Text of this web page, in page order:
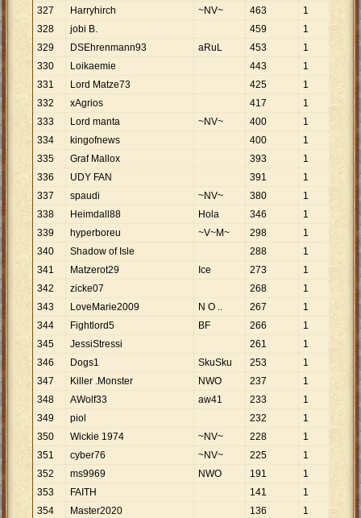
327
Harryhirch ~NV~ 463 1
328
jobi B. 459 1
459
329
DSEhrenmann93 aRuL 453 1
330
Loikaemie 443 1
331
Lord Matze73 425 1
425
332
xAgrios 417 1
417
333
Lord manta ~NV~ 400 1
334
kingofnews 400 1
400
335
Graf Mallox 393 1
393
336
UDY FAN 391 1
391
337
spaudi ~NV~ 380 1
338
Heimdall88 Hola 346 1
346
339
hyperboreu ~V~M~ 298 1
340
Shadow of Isle 288 1
288
341
Matzerot29 Ice 273 1
342
zicke07 268 1
268
343
LoveMarie2009 N O .. 267 1
267
344
Fightlord5 BF 266 1
345
JessiStressi 261 1
261
346
Dogs1 SkuSku 253 1
253
347
Killer .Monster NWO 237 1
348
AWolf33 aw41 233 1
233
349
piol 232 1
232
350
Wickie 1974 ~NV~ 228 1
351
cyber76 ~NV~ 225 1
225
352
ms9969 NWO 191 1
353
FAITH 141 1
141
354
Master2020 136 1